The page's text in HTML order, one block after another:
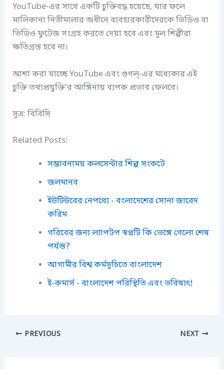
YouTube-এর সাথে একটি চুক্তিবদ্ধ হয়েছে, যার ফলে
মালিকানা নিতীমালার অধীনে ব্যবহারকারীদেরকে ভিডিও বা
ভিডিও ফুটেজ সংগ্রহ করতে দেয়া হবে এবং মূল শিল্পীরা
ক্ষতিগ্রস্ত হবে না।
আশা করা যাচ্ছে YouTube এবং গুগল্-এর মধ্যেকার এই
চুক্তি তথ্যপ্রযুক্তি’র আঙ্গিনায় ব্যপক প্রভাব ফেলবে।
সূত্র: বিবিসি
Related Posts:
সম্ভাবনাময় কলসেন্টার শিল্প সংকটে
জলমানব
ইউটিউবের নেপথ্যে - বংলাদেশের সোনা জাবেদ
করিম
গরিবের জন্য ল্যাপটপ স্বপ্নটি কি ভেঙ্গে গেলো শেষ
পর্যন্ত?
আগামীর বিশ্ব কর্মসূচিতে বাংলাদেশ
ই-কমার্স - বাংলাদেশ পরিস্থিতি এবং ভবিষ্যৎ!
PREVIOUS NEXT